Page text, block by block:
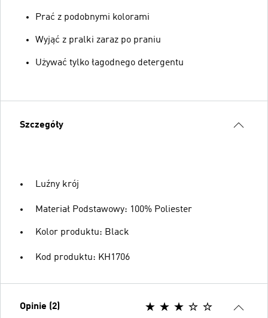
Prać z podobnymi kolorami
Wyjąć z pralki zaraz po praniu
Używać tylko łagodnego detergentu
Szczegóły
Luźny krój
Materiał Podstawowy: 100% Poliester
Kolor produktu: Black
Kod produktu: KH1706
Opinie (2)